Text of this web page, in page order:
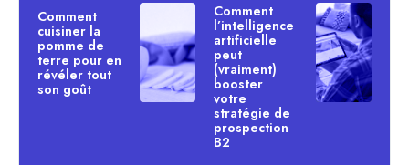
Comment
cuisiner la
pomme de
terre pour en
révéler tout
son goût
Comment
l’intelligence
artificielle
peut
(vraiment)
booster
votre
stratégie de
prospection
B2